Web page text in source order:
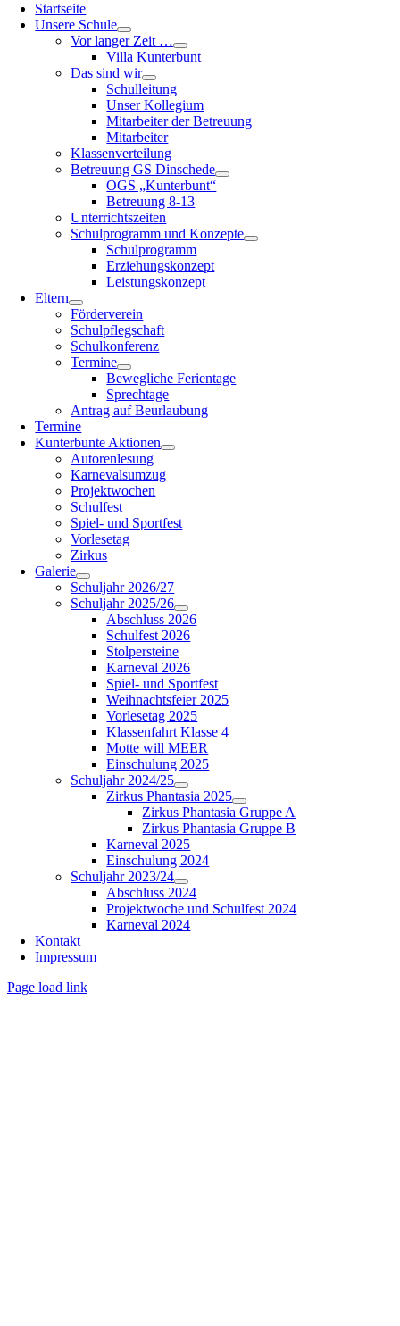
Startseite
Unsere Schule
Vor langer Zeit …
Villa Kunterbunt
Das sind wir
Schulleitung
Unser Kollegium
Mitarbeiter der Betreuung
Mitarbeiter
Klassenverteilung
Betreuung GS Dinschede
OGS „Kunterbunt“
Betreuung 8-13
Unterrichtszeiten
Schulprogramm und Konzepte
Schulprogramm
Erziehungskonzept
Leistungskonzept
Eltern
Förderverein
Schulpflegschaft
Schulkonferenz
Termine
Bewegliche Ferientage
Sprechtage
Antrag auf Beurlaubung
Termine
Kunterbunte Aktionen
Autorenlesung
Karnevalsumzug
Projektwochen
Schulfest
Spiel- und Sportfest
Vorlesetag
Zirkus
Galerie
Schuljahr 2026/27
Schuljahr 2025/26
Abschluss 2026
Schulfest 2026
Stolpersteine
Karneval 2026
Spiel- und Sportfest
Weihnachtsfeier 2025
Vorlesetag 2025
Klassenfahrt Klasse 4
Motte will MEER
Einschulung 2025
Schuljahr 2024/25
Zirkus Phantasia 2025
Zirkus Phantasia Gruppe A
Zirkus Phantasia Gruppe B
Karneval 2025
Einschulung 2024
Schuljahr 2023/24
Abschluss 2024
Projektwoche und Schulfest 2024
Karneval 2024
Kontakt
Impressum
Page load link